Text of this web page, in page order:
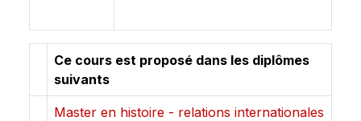
Ce cours est proposé dans les diplômes
suivants
Master en histoire - relations internationales